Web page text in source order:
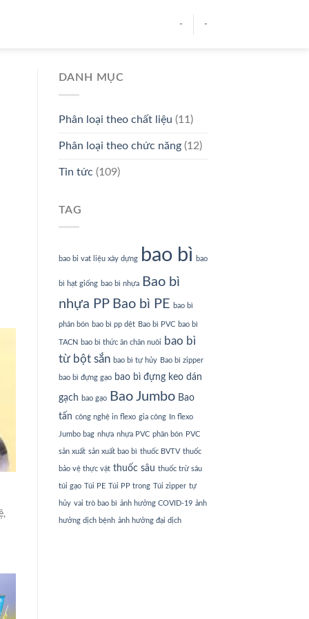
- -
DANH MỤC
Phân loại theo chất liệu (11)
Phân loại theo chức năng(12)
Tin tức (109)
TAG
bao bi vat liệu xây dựng bao bì bao
bì hạt giống bao bì nhựa
Bao bì
nhựa PP Bao bì PE bao bì
phân bón bao bì pp dệt Bao bì PVC bao bì
TACN bao bì thức ăn chăn nuôi
bao bì
từ bột sắn bao bì tự hủy Bao bì zipper
bao bì đựng gạo bao bì đựng keo dán
gạch bao gạo Bao Jumbo Bao
tấn công nghệ in flexo gia công In flexo
Jumbo bag nhựa nhựa PVC phân bón PVC
sản xuất sản xuất bao bì thuốc BVTV thuốc
bảo vệ thực vật thuốc sâu thuốc trừ sâu
túi gạo Túi PE Túi PP trong Túi zipper tự
hủy vai trò bao bì ảnh hưởng COVID-19 ảnh
hưởng dịch bệnh ảnh hưởng đại dịch